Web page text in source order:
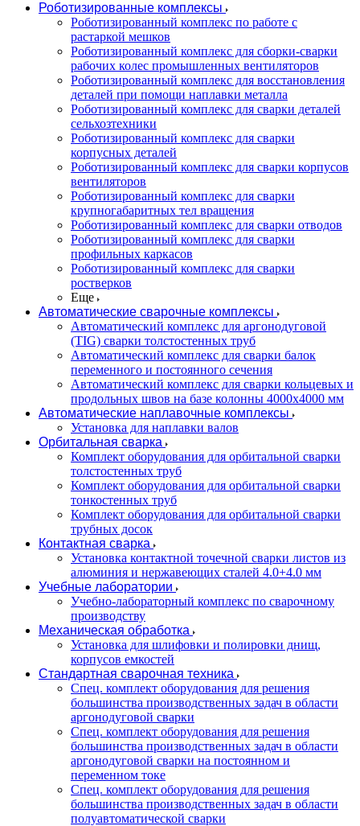
Роботизированные комплексы
Роботизированный комплекс по работе с
растаркой мешков
Роботизированный комплекс для сборки-сварки
рабочих колес промышленных вентиляторов
Роботизированный комплекс для восстановления
деталей при помощи наплавки металла
Роботизированный комплекс для сварки деталей
сельхозтехники
Роботизированный комплекс для сварки
корпусных деталей
Роботизированный комплекс для сварки корпусов
вентиляторов
Роботизированный комплекс для сварки
крупногабаритных тел вращения
Роботизированный комплекс для сварки отводов
Роботизированный комплекс для сварки
профильных каркасов
Роботизированный комплекс для сварки
ростверков
Еще
Автоматические сварочные комплексы
Автоматический комплекс для аргонодуговой
(TIG) сварки толстостенных труб
Автоматический комплекс для сварки балок
переменного и постоянного сечения
Автоматический комплекс для сварки кольцевых и
продольных швов на базе колонны 4000x4000 мм
Автоматические наплавочные комплексы
Установка для наплавки валов
Орбитальная сварка
Комплект оборудования для орбитальной сварки
толстостенных труб
Комплект оборудования для орбитальной сварки
тонкостенных труб
Комплект оборудования для орбитальной сварки
трубных досок
Контактная сварка
Установка контактной точечной сварки листов из
алюминия и нержавеющих сталей 4.0+4.0 мм
Учебные лаборатории
Учебно-лабораторный комплекс по сварочному
производству
Механическая обработка
Установка для шлифовки и полировки днищ,
корпусов емкостей
Стандартная сварочная техника
Спец. комплект оборудования для решения
большинства производственных задач в области
аргонодуговой сварки
Спец. комплект оборудования для решения
большинства производственных задач в области
аргонодуговой сварки на постоянном и
переменном токе
Спец. комплект оборудования для решения
большинства производственных задач в области
полуавтоматической сварки